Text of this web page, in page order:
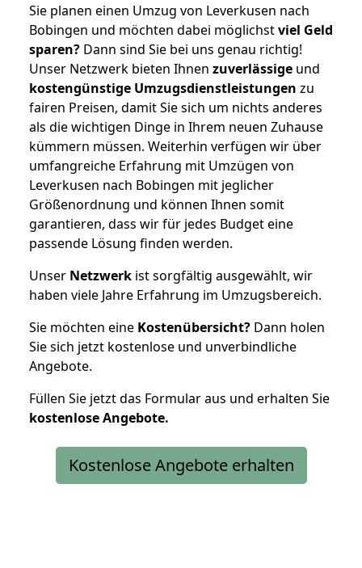
Sie planen einen Umzug von Leverkusen nach
Bobingen und möchten dabei möglichstviel Geld
sparen? Dann sind Sie bei uns genau richtig!
Unser Netzwerk bieten Ihnen zuverlässige und
kostengünstige Umzugsdienstleistungen zu
fairen Preisen, damit Sie sich um nichts anderes
als die wichtigen Dinge in Ihrem neuen Zuhause
kümmern müssen. Weiterhin verfügen wir über
umfangreiche Erfahrung mit Umzügen von
Leverkusen nach Bobingen mit jeglicher
Größenordnung und können Ihnen somit
garantieren, dass wir für jedes Budget eine
passende Lösung finden werden.
Unser Netzwerk ist sorgfältig ausgewählt, wir
haben viele Jahre Erfahrung im Umzugsbereich.
Sie möchten eine Kostenübersicht? Dann holen
Sie sich jetzt kostenlose und unverbindliche
Angebote.
Füllen Sie jetzt das Formular aus und erhalten Sie
kostenloseAngebote.
Kostenlose Angebote erhalten